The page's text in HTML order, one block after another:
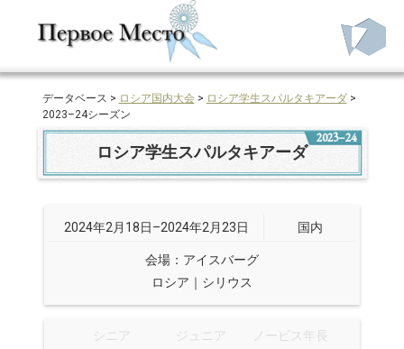
データベース > ロシア国内大会> ロシア学生スパルタキアーダ>
2023–24シーズン
2023–24
ロシア学生スパルタキアーダ
2024年2月18日–2024年2月23日 国内
会場：アイスバーグ
ロシア｜シリウス
シニア ジュニア
ノービス年長